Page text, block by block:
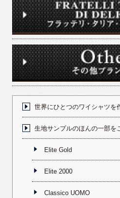
世界にひとつのワイシャツを
生地サンプルのほんの一部を
Elite Gold
Elite 2000
Classico UOMO